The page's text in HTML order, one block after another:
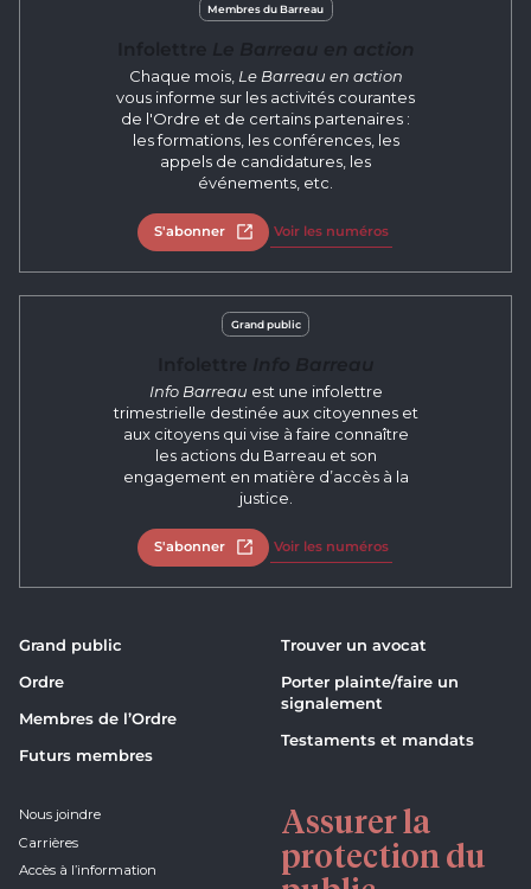
Membres du Barreau
Chaque mois, Le Barreau en action
vous informe sur les activités courantes
de l'Ordre et de certains partenaires :
les formations, les conférences, les
appels de candidatures, les
événements, etc.
S'abonner Ouvrir dans un nouvel onglet
Voir les numéros
Grand public
Info Barreau est une infolettre
trimestrielle destinée aux citoyennes et
aux citoyens qui vise à faire connaître
les actions du Barreau et son
engagement en matière d’accès à la
justice.
S'abonner Ouvrir dans un nouvel onglet
Voir les numéros
Grand public
Ordre
Membres de l’Ordre
Futurs membres
Trouver un avocat
Porter plainte/faire un
signalement
Testaments et mandats
Nous joindre
Carrières
Accès à l’information
Assurer la
protection du